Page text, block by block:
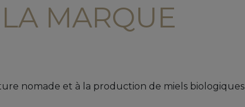
MARQUE
nomade et à la production de miels biologiques